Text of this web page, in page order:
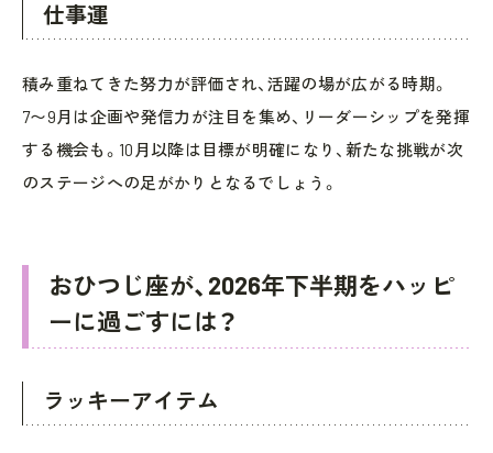
仕事運
積み重ねてきた努力が評価され、活躍の場が広がる時期。
7〜9月は企画や発信力が注目を集め、リーダーシップを発揮
する機会も。10月以降は目標が明確になり、新たな挑戦が次
のステージへの足がかりとなるでしょう。
おひつじ座が、2026年下半期をハッピ
ーに過ごすには？
ラッキーアイテム